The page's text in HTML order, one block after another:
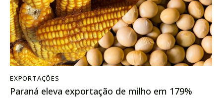
EXPORTAÇÕES
Paraná eleva exportação de milho em 179%